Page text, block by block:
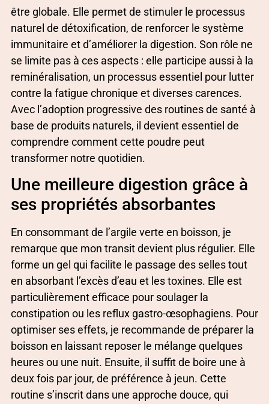
être globale. Elle permet de stimuler le processus
naturel de détoxification, de renforcer le système
immunitaire et d’améliorer la digestion. Son rôle ne
se limite pas à ces aspects : elle participe aussi à la
reminéralisation, un processus essentiel pour lutter
contre la fatigue chronique et diverses carences.
Avec l’adoption progressive des routines de santé à
base de produits naturels, il devient essentiel de
comprendre comment cette poudre peut
transformer notre quotidien.
Une meilleure digestion grâce à
ses propriétés absorbantes
En consommant de l’argile verte en boisson, je
remarque que mon transit devient plus régulier. Elle
forme un gel qui facilite le passage des selles tout
en absorbant l’excès d’eau et les toxines. Elle est
particulièrement efficace pour soulager la
constipation ou les reflux gastro-œsophagiens. Pour
optimiser ses effets, je recommande de préparer la
boisson en laissant reposer le mélange quelques
heures ou une nuit. Ensuite, il suffit de boire une à
deux fois par jour, de préférence à jeun. Cette
routine s’inscrit dans une approche douce, qui